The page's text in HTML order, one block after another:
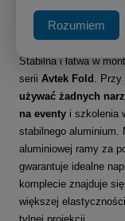
Niezawodność i
Stabilna i łatwa w
serii Avtek Fold . Przy
używać żadnych
na eventy i szkolenia
stabilnego aluminium.
aluminiowej ramy za
gwarantuje idealne
komplecie znajduje
większej
Rozumiem